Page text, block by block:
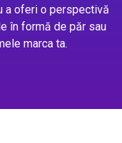
a oferi o perspectivă
în formă de păr sau
marca ta.